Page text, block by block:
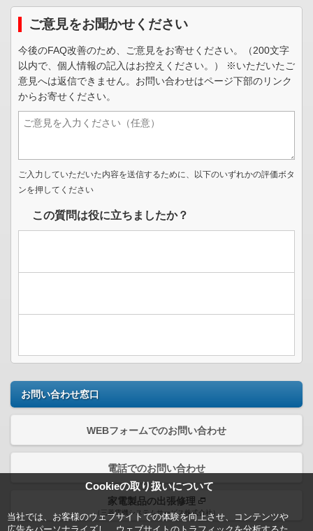
Cookieの取り扱いについて
当社では、お客様のウェブサイトでの体験を向上させ、コンテンツや
ご意見をお聞かせください
今後のFAQ改善のため、ご意見をお寄せください。（200文字
以内で、個人情報の記入はお控えください。） ※いただいたご
意見へは返信できません。お問い合わせはページ下部のリンク
からお寄せください。
ご入力していただいた内容を送信するために、以下のいずれかの評価ボタ
ンを押してください
この質問は役に立ちましたか？
お問い合わせ窓口
WEBフォームでのお問い合わせ
電話でのお問い合わせ
家電製品の出張修理
（三菱電機システムサービス株式会社）